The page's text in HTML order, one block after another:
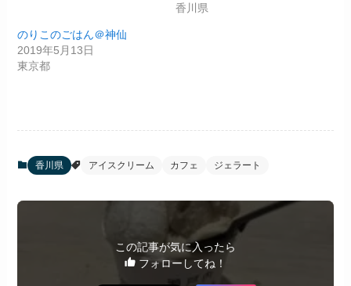
香川県
のりこのごはん＠神仙
2019年5月13日
東京都
香川県 アイスクリーム カフェ ジェラート
この記事が気に入ったら
フォローしてね！